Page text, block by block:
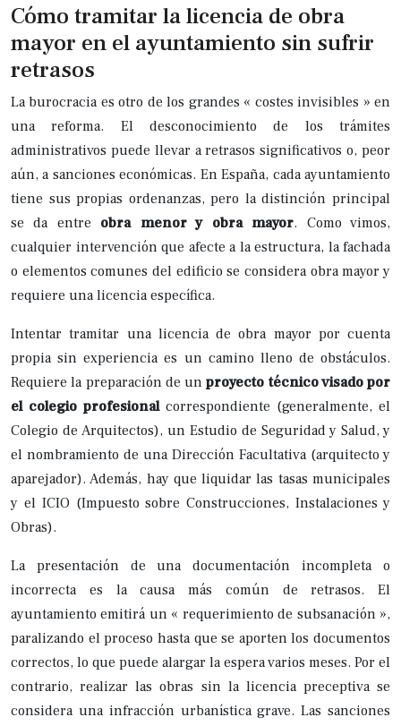
Cómo tramitar la licencia de obra
mayor en el ayuntamiento sin sufrir
retrasos
La burocracia es otro de los grandes « costes invisibles » en
una reforma. El desconocimiento de los trámites
administrativos puede llevar a retrasos significativos o, peor
aún, a sanciones económicas. En España, cada ayuntamiento
tiene sus propias ordenanzas, pero la distinción principal
se da entre obra menor y obra mayor. Como vimos,
cualquier intervención que afecte a la estructura, la fachada
o elementos comunes del edificio se considera obra mayor y
requiere una licencia específica.
Intentar tramitar una licencia de obra mayor por cuenta
propia sin experiencia es un camino lleno de obstáculos.
Requiere la preparación de unproyecto técnico visado por
el colegio profesionalcorrespondiente (generalmente, el
Colegio de Arquitectos), un Estudio de Seguridad y Salud, y
el nombramiento de una Dirección Facultativa (arquitecto y
aparejador). Además, hay que liquidar las tasas municipales
y el ICIO (Impuesto sobre Construcciones, Instalaciones y
Obras).
La presentación de una documentación incompleta o
incorrecta es la causa más común de retrasos. El
ayuntamiento emitirá un « requerimiento de subsanación »,
paralizando el proceso hasta que se aporten los documentos
correctos, lo que puede alargar la espera varios meses. Por el
contrario, realizar las obras sin la licencia preceptiva se
considera una infracción urbanística grave. Las sanciones